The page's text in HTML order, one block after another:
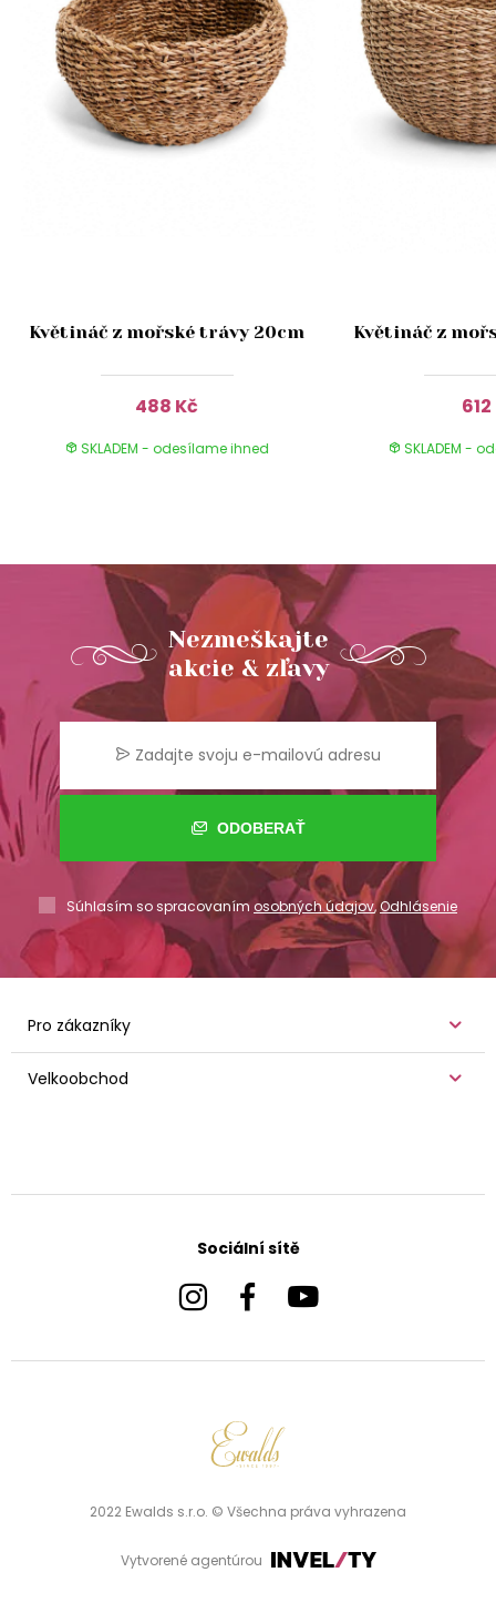
Květináč z mořské trávy 20cm
488 Kč
SKLADEM - odesílame ihned
Květináč z
SKLADEM -
Nezmeškajte
akcie & zľavy
ODOBERAŤ
Súhlasím so spracovaním osobných údajov,Odhlásenie
Pro zákazníky
Velkoobchod
Sociální sítě
2022 Ewalds s.r.o. © Všechna práva vyhrazena
Vytvorené agentúrou